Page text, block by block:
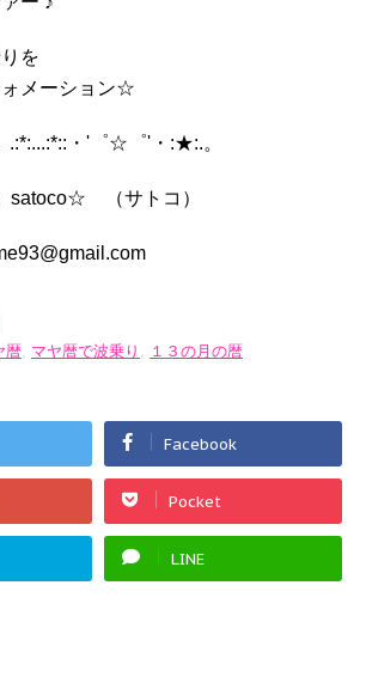
を
メーション☆
.:*:...:*::・'゜☆゜'・:★:.。
satoco☆ （サトコ）
暦, マヤ暦で波乗り , １３の月の暦
Facebook
Pocket
LINE